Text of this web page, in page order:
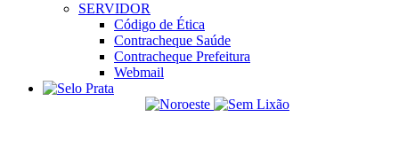
SERVIDOR
Código de Ética
Contracheque Saúde
Contracheque Prefeitura
Webmail